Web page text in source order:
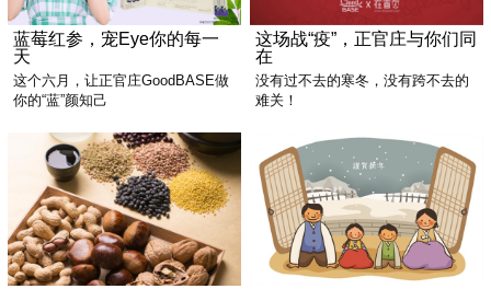
蓝莓红参，宠Eye你的每一
天
这个六月，让正官庄GoodBASE做
你的“蓝”颜知己
这场战“疫”，正官庄与你们同
在
没有过不去的寒冬，没有跨不去的
难关！